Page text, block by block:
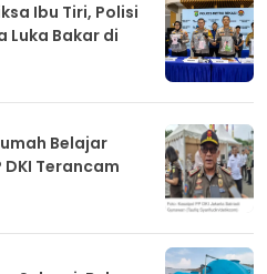
Ibu Tiri, Polisi
Luka Bakar di
Belajar
Terancam